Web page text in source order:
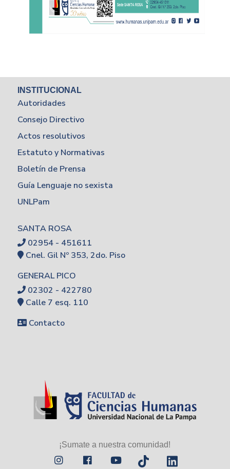
INSTITUCIONAL
Autoridades
Consejo Directivo
Actos resolutivos
Estatuto y Normativas
Boletín de Prensa
Guía Lenguaje no sexista
UNLPam
SANTA ROSA
02954 - 451611
Cnel. Gil Nº 353, 2do. Piso
GENERAL PICO
02302 - 422780
Calle 7 esq. 110
Contacto
¡Sumate a nuestra comunidad!